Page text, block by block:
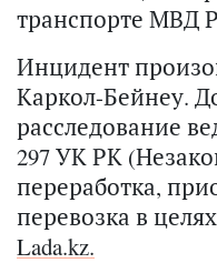
транспорте МВД
Инцидент
Каркол-Бейнеу.
расследование
297 УК РК
переработка,
перевозка в
Lada.kz.